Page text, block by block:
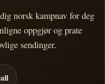
norsk kampnav for deg
oppgjør og prate
sendinger.